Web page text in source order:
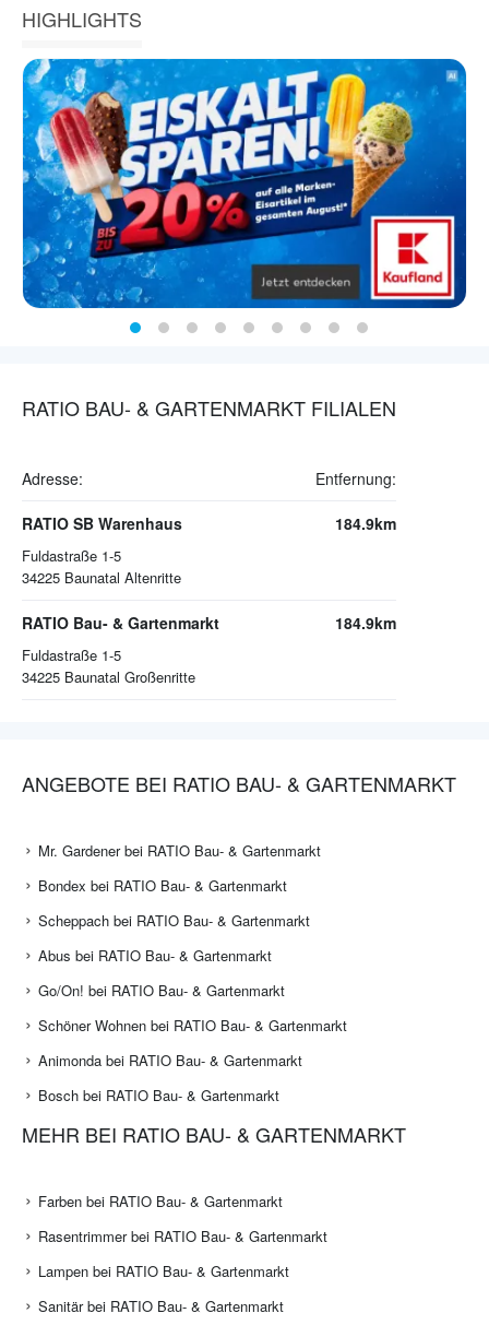
HIGHLIGHTS
RATIO BAU- & GARTENMARKT FILIALEN
Adresse: Entfernung:
RATIO SB Warenhaus
Fuldastraße 1-5
34225 Baunatal Altenritte
184.9km
RATIO Bau- & Gartenmarkt
Fuldastraße 1-5
34225 Baunatal Großenritte
184.9km
ANGEBOTE BEI RATIO BAU- & GARTENMARKT
Mr. Gardener bei RATIO Bau- & Gartenmarkt
Bondex bei RATIO Bau- & Gartenmarkt
Scheppach bei RATIO Bau- & Gartenmarkt
Abus bei RATIO Bau- & Gartenmarkt
Go/On! bei RATIO Bau- & Gartenmarkt
Schöner Wohnen bei RATIO Bau- & Gartenmarkt
Animonda bei RATIO Bau- & Gartenmarkt
Bosch bei RATIO Bau- & Gartenmarkt
MEHR BEI RATIO BAU- & GARTENMARKT
Farben bei RATIO Bau- & Gartenmarkt
Rasentrimmer bei RATIO Bau- & Gartenmarkt
Lampen bei RATIO Bau- & Gartenmarkt
Sanitär bei RATIO Bau- & Gartenmarkt